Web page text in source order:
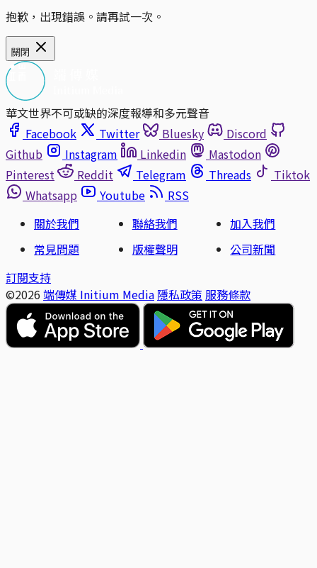
抱歉，出現錯誤。請再試一次。
關閉
華文世界不可或缺的深度報導和多元聲音
Facebook
Twitter Bluesky
Discord
Github
Instagram Linkedin
Mastodon
Pinterest
Reddit Telegram Threads
Tiktok
Whatsapp
Youtube
RSS
關於我們
聯絡我們
加入我們
常見問題
版權聲明
公司新聞
訂閱支持
©2026 端傳媒 Initium Media 隱私政策 服務條款